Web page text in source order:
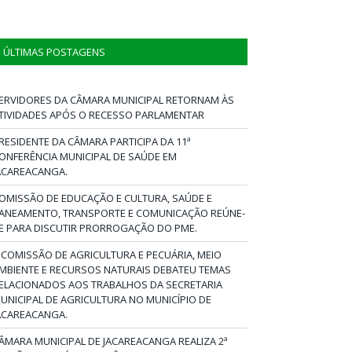
ÚLTIMAS POSTAGENS
DA CÂMARA MUNICIPAL RETORNAM ÀS
APÓS O RECESSO PARLAMENTAR
DA CÂMARA PARTICIPA DA 11ª
MUNICIPAL DE SAÚDE EM
DE EDUCAÇÃO E CULTURA, SAÚDE E
TRANSPORTE E COMUNICAÇÃO REÚNE-
PARA DISCUTIR PRORROGAÇÃO DO PME.
DE AGRICULTURA E PECUÁRIA, MEIO
E RECURSOS NATURAIS DEBATEU TEMAS
AOS TRABALHOS DA SECRETARIA
DE AGRICULTURA NO MUNICÍPIO DE
MUNICIPAL DE JACAREACANGA REALIZA 2ª